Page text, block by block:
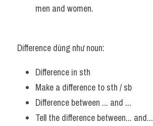
men and women.
Difference dùng như noun:
Difference in sth
Make a difference to sth / sb
Difference between ... and ...
Tell the difference between... and...